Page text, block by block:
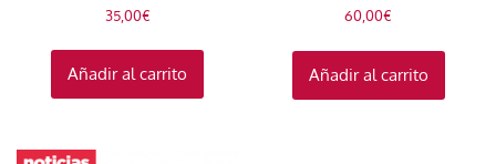
35,00€
Añadir al carrito
60,00€
Añadir al carrito